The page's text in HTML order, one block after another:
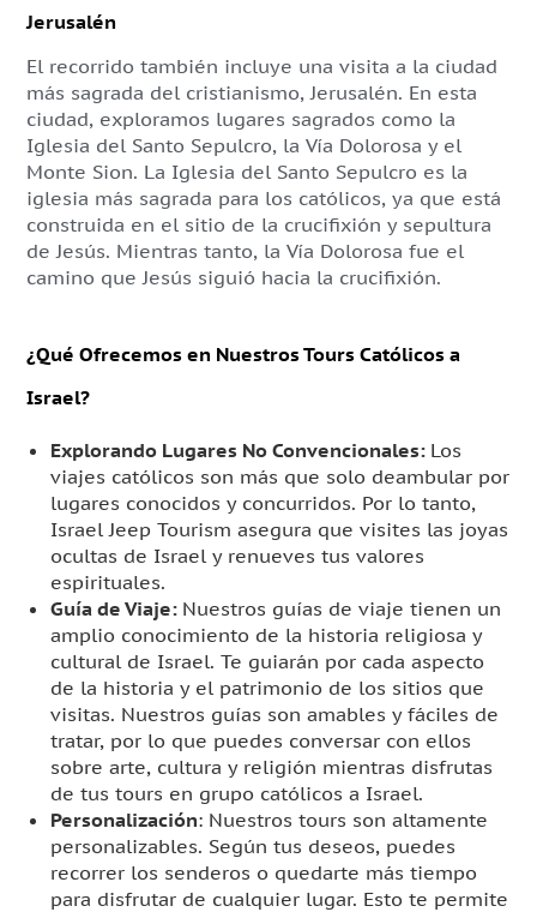
Jerusalén
El recorrido también incluye una visita a la ciudad
más sagrada del cristianismo, Jerusalén. En esta
ciudad, exploramos lugares sagrados como la
Iglesia del Santo Sepulcro, la Vía Dolorosa y el
Monte Sion. La Iglesia del Santo Sepulcro es la
iglesia más sagrada para los católicos, ya que está
construida en el sitio de la crucifixión y sepultura
de Jesús. Mientras tanto, la Vía Dolorosa fue el
camino que Jesús siguió hacia la crucifixión.
¿Qué Ofrecemos en Nuestros Tours Católicos a
Israel?
Explorando Lugares No Convencionales: Los
viajes católicos son más que solo deambular por
lugares conocidos y concurridos. Por lo tanto,
Israel Jeep Tourism asegura que visites las joyas
ocultas de Israel y renueves tus valores
espirituales.
Guía de Viaje: Nuestros guías de viaje tienen un
amplio conocimiento de la historia religiosa y
cultural de Israel. Te guiarán por cada aspecto
de la historia y el patrimonio de los sitios que
visitas. Nuestros guías son amables y fáciles de
tratar, por lo que puedes conversar con ellos
sobre arte, cultura y religión mientras disfrutas
de tus tours en grupo católicos a Israel.
Personalización: Nuestros tours son altamente
personalizables. Según tus deseos, puedes
recorrer los senderos o quedarte más tiempo
para disfrutar de cualquier lugar. Esto te permite